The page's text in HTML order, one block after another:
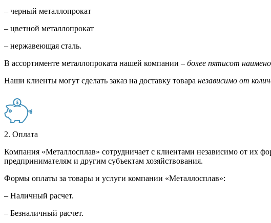
– черный металлопрокат
– цветной металлопрокат
– нержавеющая сталь.
В ассортименте металлопроката нашей компании – более пятисот
Наши клиенты могут сделать заказ на доставку товара независимо от
2. Оплата
Компания «Металлосплав» сотрудничает с клиентами независимо от их
предпринимателям и другим субъектам хозяйствования.
Формы оплаты за товары и услуги компании «Металлосплав»:
– Наличный расчет.
– Безналичный расчет.